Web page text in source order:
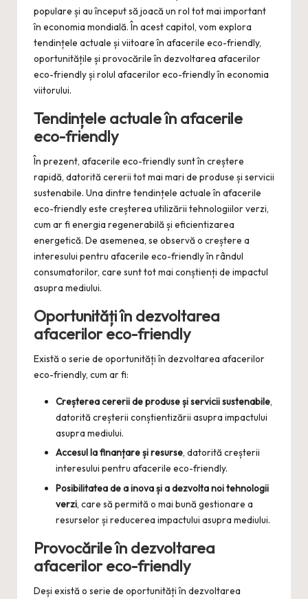
populare și au început să joacă un rol tot mai important
în economia mondială. În acest capitol, vom explora
tendințele actuale și viitoare în afacerile eco-friendly,
oportunitățile și provocările în dezvoltarea afacerilor
eco-friendly și rolul afacerilor eco-friendly în economia
viitorului.
Tendințele actuale în afacerile
eco-friendly
În prezent, afacerile eco-friendly sunt în creștere
rapidă, datorită cererii tot mai mari de produse și servicii
sustenabile. Una dintre tendințele actuale în afacerile
eco-friendly este creșterea utilizării tehnologiilor verzi,
cum ar fi energia regenerabilă și eficientizarea
energetică. De asemenea, se observă o creștere a
interesului pentru afacerile eco-friendly în rândul
consumatorilor, care sunt tot mai conștienți de impactul
asupra mediului.
Oportunități în dezvoltarea
afacerilor eco-friendly
Există o serie de oportunități în dezvoltarea afacerilor
eco-friendly, cum ar fi:
Creșterea cererii de produse și servicii sustenabile,
datorită creșterii conștientizării asupra impactului
asupra mediului.
Accesul la finanțare și resurse, datorită creșterii
interesului pentru afacerile eco-friendly.
Posibilitatea de a inova și a dezvolta noi tehnologii
verzi, care să permită o mai bună gestionare a
resurselor și reducerea impactului asupra mediului.
Provocările în dezvoltarea
afacerilor eco-friendly
Deși există o serie de oportunități în dezvoltarea